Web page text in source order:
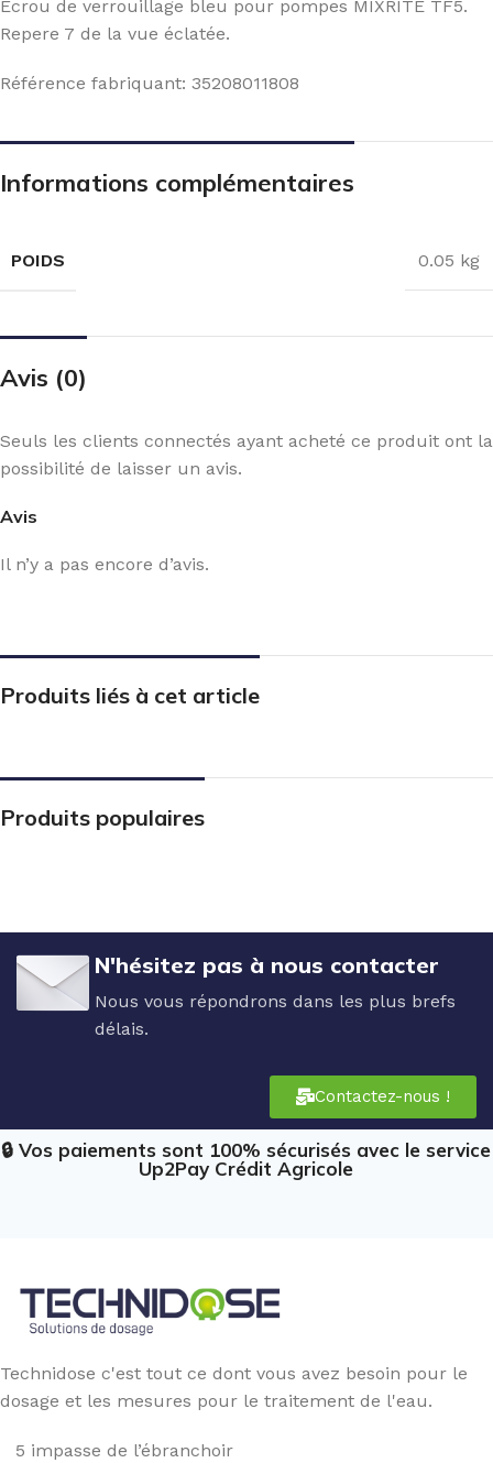
Ecrou de verrouillage bleu pour pompes MIXRITE TF5.
Repere 7 de la vue éclatée.
Référence fabriquant: 35208011808
Informations complémentaires
POIDS 0.05 kg
Avis (0)
Avis
Il n’y a pas encore d’avis.
Seuls les clients connectés ayant acheté ce produit ont la
possibilité de laisser un avis.
Produits liés à cet article
Produits populaires
N'hésitez pas à nous contacter
Nous vous répondrons dans les plus brefs
délais.
Contactez-nous !
🔒 Vos paiements sont 100% sécurisés avec le service
Up2Pay Crédit Agricole
Technidose c'est tout ce dont vous avez besoin pour le
dosage et les mesures pour le traitement de l'eau.
5 impasse de l’ébranchoir